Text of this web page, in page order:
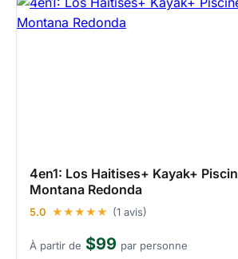
4en1: Los Haitises+ Kayak+
Montana Redonda
5.0 ★★★★★ (1 avis)
À partir de $99 par personne